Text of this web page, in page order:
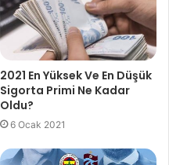
2021 En Yüksek Ve En Düşük
Sigorta Primi Ne Kadar
Oldu?
6 Ocak 2021